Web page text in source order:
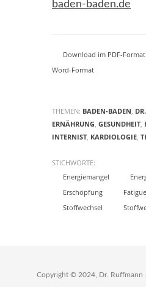
baden-baden.de
Download im PDF-Format
Word-Format
THEMEN: BADEN-BADEN,
ERNÄHRUNG, GESUNDHEIT,
INTERNIST, KARDIOLOGIE,
STICHWORTE:
Energiemangel
Erschöpfung
Stoffwechsel
Copyright © 2024, Dr. Ruffmann